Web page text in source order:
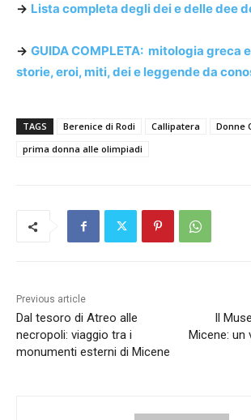
-> Lista completa degli dei e delle dee
-> GUIDA COMPLETA: mitologia greca
storie, eroi, miti, dei e leggende da
TAGS Berenice di Rodi Callipatera
Donne
prima donna alle olimpiadi
Previous article
Dal tesoro di Atreo alle
necropoli: viaggio tra i
monumenti esterni di Micene
Il
Micene: un